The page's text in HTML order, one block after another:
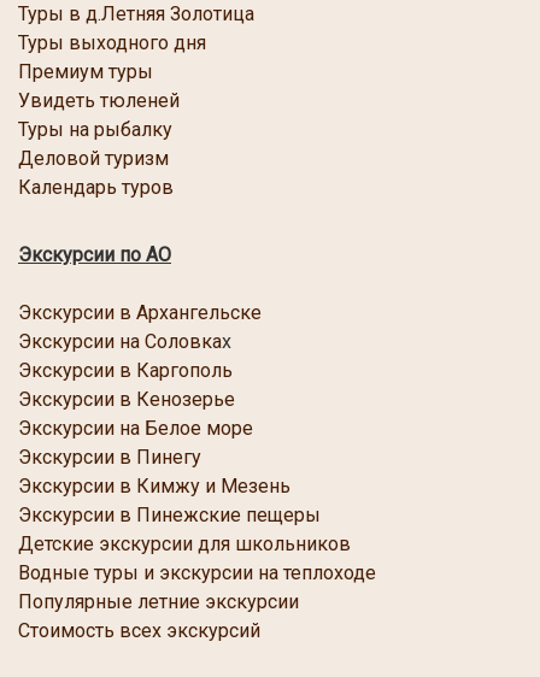
Туры в д.Летняя Золотица
Туры выходного дня
Премиум туры
Увидеть тюленей
Туры на рыбалку
Деловой туризм
Календарь туров
Экскурсии по АО
Экскурсии в Архангельске
Экскурсии на Соловках
Экскурсии в Каргополь
Экскурсии в Кенозерье
Экскурсии на Белое море
Экскурсии в Пинегу
Экскурсии в Кимжу и Мезень
Экскурсии в Пинежские пещеры
Детские экскурсии для школьников
Водные туры и экскурсии на теплоходе
Популярные летние экскурсии
Стоимость всех экскурсий